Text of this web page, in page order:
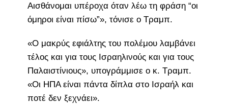
Αισθάνομαι υπέροχα όταν λέω τη φράση “οι
όμηροι είναι πίσω”», τόνισε ο Τραμπ.
«Ο μακρύς εφιάλτης του πολέμου λαμβάνει
τέλος και για τους Ισραηλινούς και για τους
Παλαιστίνιους», υπογράμμισε ο κ. Τραμπ.
«Οι ΗΠΑ είναι πάντα δίπλα στο Ισραήλ και
ποτέ δεν ξεχνάει».